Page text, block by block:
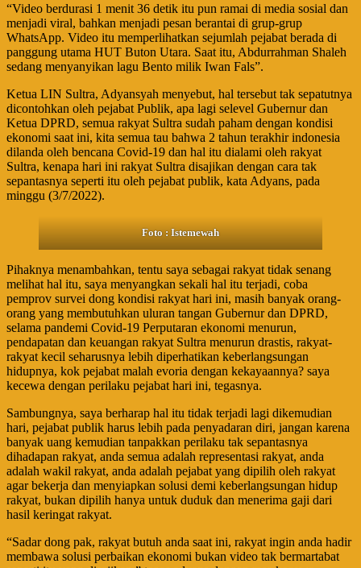
“Video berdurasi 1 menit 36 detik itu pun ramai di media sosial dan
menjadi viral, bahkan menjadi pesan berantai di grup-grup
WhatsApp. Video itu memperlihatkan sejumlah pejabat berada di
panggung utama HUT Buton Utara. Saat itu, Abdurrahman Shaleh
sedang menyanyikan lagu Bento milik Iwan Fals”.
Ketua LIN Sultra, Adyansyah menyebut, hal tersebut tak sepatutnya
dicontohkan oleh pejabat Publik, apa lagi selevel Gubernur dan
Ketua DPRD, semua rakyat Sultra sudah paham dengan kondisi
ekonomi saat ini, kita semua tau bahwa 2 tahun terakhir indonesia
dilanda oleh bencana Covid-19 dan hal itu dialami oleh rakyat
Sultra, kenapa hari ini rakyat Sultra disajikan dengan cara tak
sepantasnya seperti itu oleh pejabat publik, kata Adyans, pada
minggu (3/7/2022).
Foto : Istemewah
Pihaknya menambahkan, tentu saya sebagai rakyat tidak senang
melihat hal itu, saya menyangkan sekali hal itu terjadi, coba
pemprov survei dong kondisi rakyat hari ini, masih banyak orang-
orang yang membutuhkan uluran tangan Gubernur dan DPRD,
selama pandemi Covid-19 Perputaran ekonomi menurun,
pendapatan dan keuangan rakyat Sultra menurun drastis, rakyat-
rakyat kecil seharusnya lebih diperhatikan keberlangsungan
hidupnya, kok pejabat malah evoria dengan kekayaannya? saya
kecewa dengan perilaku pejabat hari ini, tegasnya.
Sambungnya, saya berharap hal itu tidak terjadi lagi dikemudian
hari, pejabat publik harus lebih pada penyadaran diri, jangan karena
banyak uang kemudian tanpakkan perilaku tak sepantasnya
dihadapan rakyat, anda semua adalah representasi rakyat, anda
adalah wakil rakyat, anda adalah pejabat yang dipilih oleh rakyat
agar bekerja dan menyiapkan solusi demi keberlangsungan hidup
rakyat, bukan dipilih hanya untuk duduk dan menerima gaji dari
hasil keringat rakyat.
“Sadar dong pak, rakyat butuh anda saat ini, rakyat ingin anda hadir
membawa solusi perbaikan ekonomi bukan video tak bermartabat